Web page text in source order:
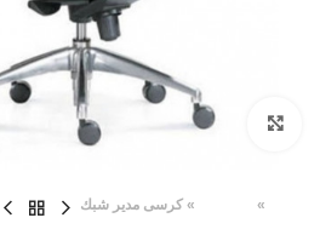
Click to enlarge
»
» كرسى مدير شبك